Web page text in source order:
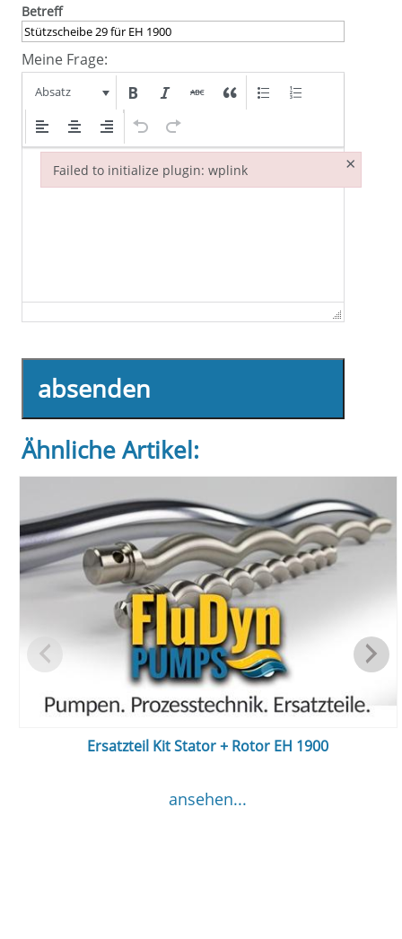
Betreff
Meine Frage:
Absatz
absenden
Ähnliche Artikel:
Ersatzteil Kit Stator + Rotor EH 1900
ansehen...
Failed to initialize plugin: wplink ×
Failed to initialize plugin: wplink